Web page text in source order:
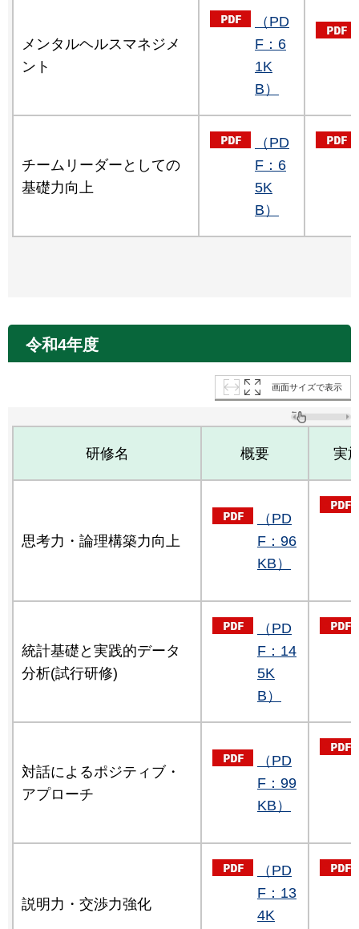
メンタルヘルスマネジメ
ント
（PD
F：6
1K
B）
チームリーダーとしての
基礎力向上
（PD
F：6
5K
B）
令和4年度
画面サイズで表示
研修名 概要 実
思考力・論理構築力向上
（PD
F：96
KB）
統計基礎と実践的データ
分析(試行研修)
（PD
F：14
5K
B）
対話によるポジティブ・
アプローチ
（PD
F：99
KB）
説明力・交渉力強化
（PD
F：13
4K